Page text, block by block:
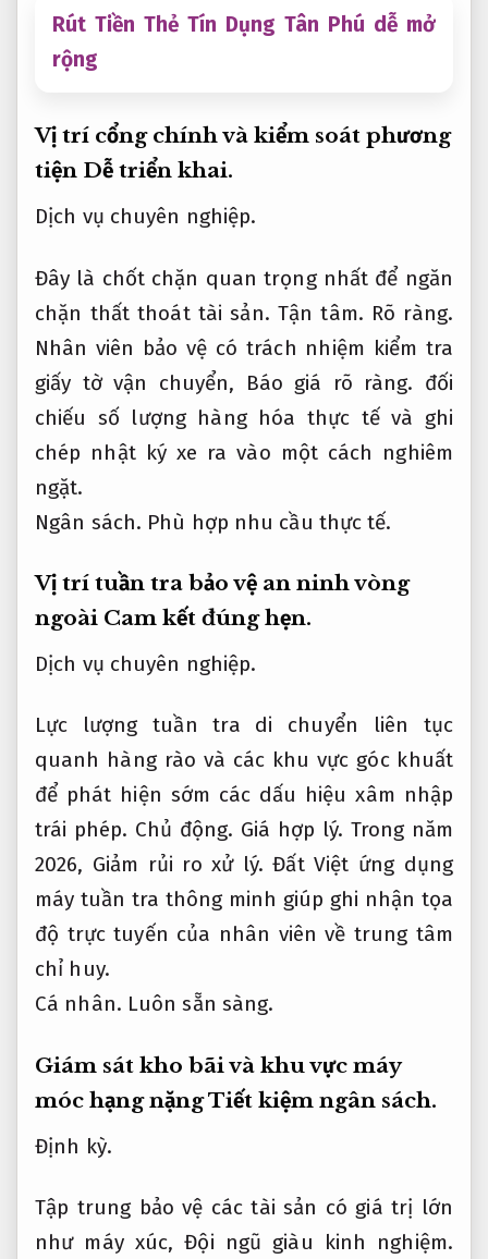
Rút Tiền Thẻ Tín Dụng Tân Phú dễ mở
rộng
Vị trí cổng chính và kiểm soát phương
tiện Dễ triển khai.
Dịch vụ chuyên nghiệp.
Đây là chốt chặn quan trọng nhất để ngăn
chặn thất thoát tài sản. Tận tâm. Rõ ràng.
Nhân viên bảo vệ có trách nhiệm kiểm tra
giấy tờ vận chuyển,
Báo giá rõ ràng. đối
chiếu số lượng hàng hóa thực tế và ghi
chép nhật ký xe ra vào một cách nghiêm
ngặt.
Ngân sách. Phù hợp nhu cầu thực tế.
Vị trí tuần tra bảo vệ an ninh vòng
ngoài Cam kết đúng hẹn.
Dịch vụ chuyên nghiệp.
Lực lượng tuần tra di chuyển liên tục
quanh hàng rào và các khu vực góc khuất
để phát hiện sớm các dấu hiệu xâm nhập
trái phép. Chủ động. Giá hợp lý. Trong năm
2026, Giảm rủi ro xử lý. Đất Việt ứng dụng
máy tuần tra thông minh giúp ghi nhận tọa
độ trực tuyến của nhân viên về trung tâm
chỉ huy.
Cá nhân. Luôn sẵn sàng.
Giám sát kho bãi và khu vực máy
móc hạng nặngTiết kiệm ngân sách.
Định kỳ.
Tập trung bảo vệ các tài sản có giá trị lớn
như máy xúc,Đội ngũ giàu kinh nghiệm.